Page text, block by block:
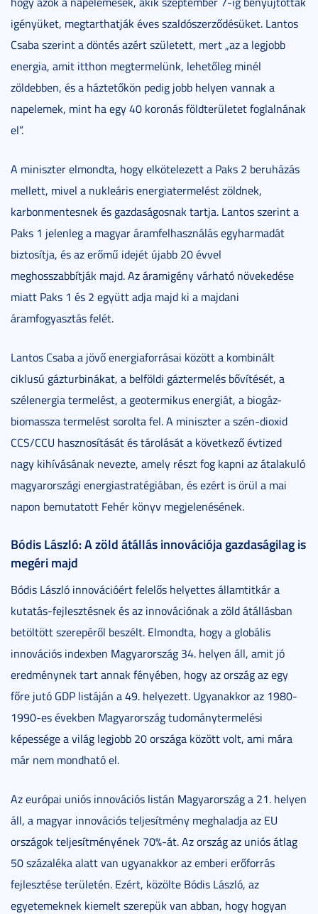
igényüket, megtarthatják éves szaldószerződésüket. Lantos
Csaba szerint a döntés azért született, mert „az a legjobb
energia, amit itthon megtermelünk, lehetőleg minél
zöldebben, és a háztetőkön pedig jobb helyen vannak a
napelemek, mint ha egy 40 koronás földterületet foglalnának
el”.
A miniszter elmondta, hogy elkötelezett a Paks 2 beruházás
mellett, mivel a nukleáris energiatermelést zöldnek,
karbonmentesnek és gazdaságosnak tartja. Lantos szerint a
Paks 1 jelenleg a magyar áramfelhasználás egyharmadát
biztosítja, és az erőmű idejét újabb 20 évvel
meghosszabbítják majd. Az áramigény várható növekedése
miatt Paks 1 és 2 együtt adja majd ki a majdani
áramfogyasztás felét.
Lantos Csaba a jövő energiaforrásai között a kombinált
ciklusú gázturbinákat, a belföldi gáztermelés bővítését, a
szélenergia termelést, a geotermikus energiát, a biogáz-
biomassza termelést sorolta fel. A miniszter a szén-dioxid
CCS/CCU hasznosítását és tárolását a következő évtized
nagy kihívásának nevezte, amely részt fog kapni az átalakuló
magyarországi energiastratégiában, és ezért is örül a mai
napon bemutatott Fehér könyv megjelenésének.
Bódis László: A zöld átállás innovációja gazdaságilag is
megéri majd
Bódis László innovációért felelős helyettes államtitkár a
kutatás-fejlesztésnek és az innovációnak a zöld átállásban
betöltött szerepéről beszélt. Elmondta, hogy a globális
innovációs indexben Magyarország 34. helyen áll, amit jó
eredménynek tart annak fényében, hogy az ország az egy
főre jutó GDP listáján a 49. helyezett. Ugyanakkor az 1980-
1990-es években Magyarország tudománytermelési
képessége a világ legjobb 20 országa között volt, ami mára
már nem mondható el.
Az európai uniós innovációs listán Magyarország a 21. helyen
áll, a magyar innovációs teljesítmény meghaladja az EU
országok teljesítményének 70%-át. Az ország az uniós átlag
50 százaléka alatt van ugyanakkor az emberi erőforrás
fejlesztése területén. Ezért, közölte Bódis László, az
egyetemeknek kiemelt szerepük van abban, hogy hogyan